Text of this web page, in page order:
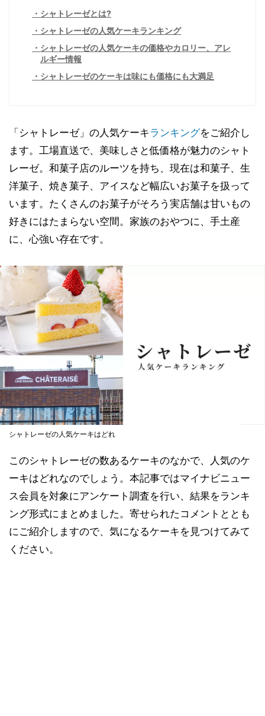
シャトレーゼとは?
シャトレーゼの人気ケーキランキング
シャトレーゼの人気ケーキの価格やカロリー、アレ
ルギー情報
シャトレーゼのケーキは味にも価格にも大満足
「シャトレーゼ」の人気ケーキランキングをご紹介し
ます。工場直送で、美味しさと低価格が魅力のシャト
レーゼ。和菓子店のルーツを持ち、現在は和菓子、生
洋菓子、焼き菓子、アイスなど幅広いお菓子を扱って
います。たくさんのお菓子がそろう実店舗は甘いもの
好きにはたまらない空間。家族のおやつに、手土産
に、心強い存在です。
シャトレーゼの人気ケーキはどれ
このシャトレーゼの数あるケーキのなかで、人気のケ
ーキはどれなのでしょう。本記事ではマイナビニュー
ス会員を対象にアンケート調査を行い、結果をランキ
ング形式にまとめました。寄せられたコメントととも
にご紹介しますので、気になるケーキを見つけてみて
ください。